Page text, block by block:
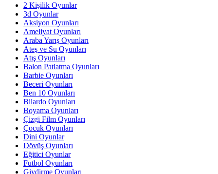
2 Kişilik Oyunlar
3d Oyunlar
Aksiyon Oyunları
Ameliyat Oyunları
Araba Yarış Oyunları
Ateş ve Su Oyunları
Atış Oyunları
Balon Patlatma Oyunları
Barbie Oyunları
Beceri Oyunları
Ben 10 Oyunları
Bilardo Oyunları
Boyama Oyunları
Çizgi Film Oyunları
Çocuk Oyunları
Dini Oyunlar
Dövüş Oyunları
Eğitici Oyunlar
Futbol Oyunları
Giydirme Oyunları